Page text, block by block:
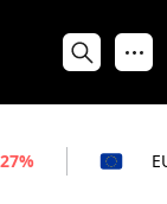
3.0212 •